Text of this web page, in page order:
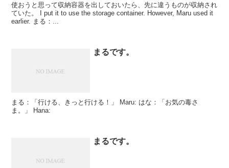
使おうと思って収納容器を出しておいたら、先に違うものが収納され
ていた。 I put it to use the storage container. However, Maru used it
earlier. まる：...
まるです。
まる：「行ける、きっと行ける！」 Maru: はな：「お気の毒さ
ま。」 Hana:
まるです。